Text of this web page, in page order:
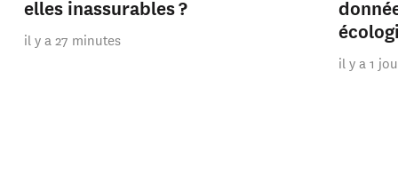
elles inassurables ?
il y a 27 minutes
il y a 1